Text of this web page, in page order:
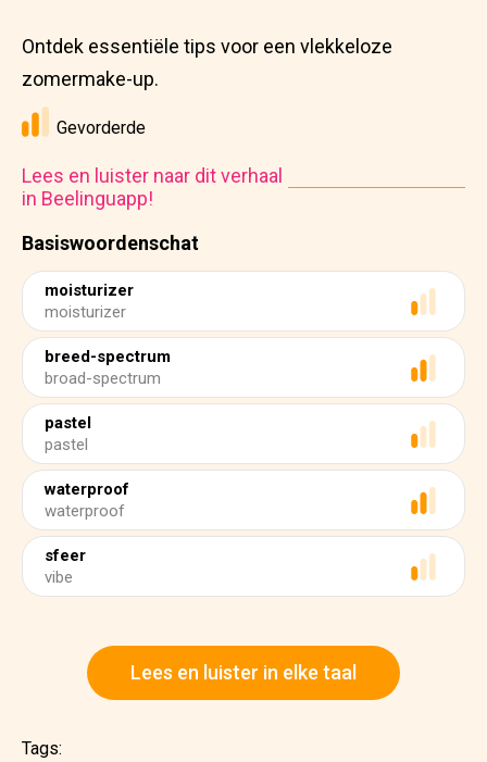
Basiswoordenschat
moisturizer
moisturizer
breed-spectrum
broad-spectrum
pastel
pastel
waterproof
waterproof
sfeer
vibe
Ontdek essentiële tips voor een vlekkeloze
zomermake-up.
Gevorderde
Lees en luister naar dit verhaal
in Beelinguapp!
Lees en luister in elke taal
Tags: